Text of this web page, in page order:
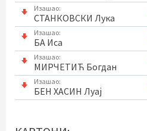
Изашао:
СТАНКОВСКИ Лука
Изашао:
БА Иса
Изашао:
МИРЧЕТИЋ Богдан
Изашао:
БЕН ХАСИН Луај